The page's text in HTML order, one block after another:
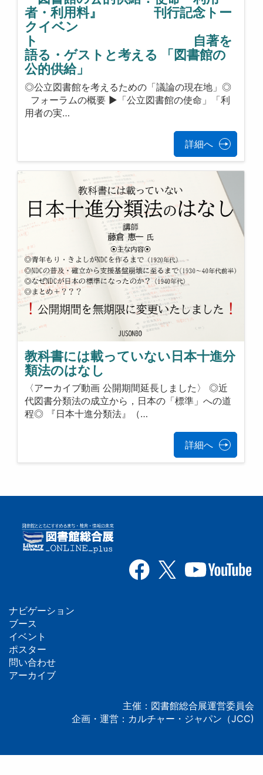
者・利用料』 刊行記念トー
クイベン
ト 自著を
語る・ゲストと考える 「図書館の
公的供給」
◎公立図書館を考えるための「議論の現在地」◎
フォーラムの概要 ▶「公立図書館の使命」「利
用者の実…
詳細へ
教科書には載っていない日本十進分
類法のはなし
〈アーカイブ動画 公開期間延長しました〉 ◎近
代図書分類法の成立から，日本の「標準」への道
程◎ 『日本十進分類法』（…
詳細へ
フ
ッ
タ
ナビゲーション
ブース
イベント
ポスター
問い合わせ
アーカイブ
主催：図書館総合展運営委員会
企画・運営：カルチャー・ジャパン（JCC)